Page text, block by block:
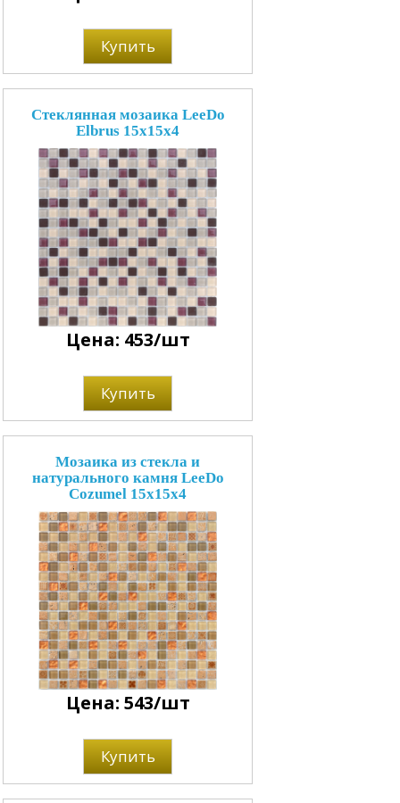
Купить
Стеклянная мозаика LeeDo
Elbrus 15x15x4
Цена: 453/шт
Купить
Мозаика из стекла и
натурального камня LeeDo
Cozumel 15x15x4
Цена: 543/шт
Купить